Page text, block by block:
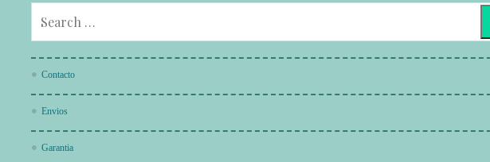
Contacto
Envios
Garantia